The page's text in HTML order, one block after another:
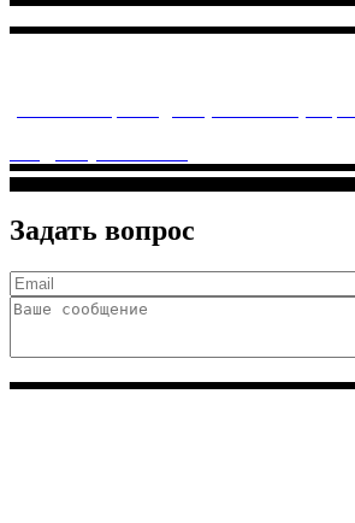
Задать вопрос